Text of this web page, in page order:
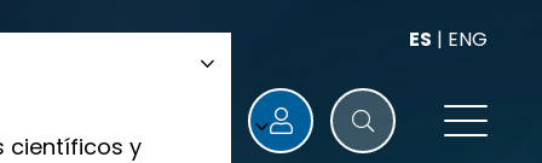
ES | ENG
científicos y